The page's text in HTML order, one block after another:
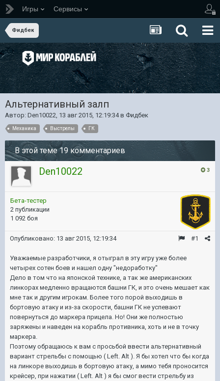
Игры Сервисы
Фидбек
Альтернативный залп
Автор: Den10022, 13 авг 2015, 12:19:34в Фидбек
Механика Выстрелы ГК
В этой теме 19 комментариев
3
Den10022
Бета-тестер
2 публикации
1 092 боя
#1
Опубликовано: 13 авг 2015, 12:19:34
Уважаемые разработчики, я отыграл в эту игру уже более
четырех сотен боев и нашел одну "недоработку"
Дело в том что на японской технике, а так же американских
линкорах медленно вращаются башни ГК, и это очень мешает как
мне так и другим игрокам. Более того порой выходишь в
бортовую атаку и из-за скорости, башни ГК не успевают
повернуться до маркера прицела. Но! Они же полностью
заряжены и наведен на корабль противника, хоть и не в точку
маркера.
Поэтому обращаюсь к вам с просьбой ввести альтернативный
вариант стрельбы с помощью ( Left. Alt ). Я бы хотел что бы когда
на линкоре выходишь в бортовую атаку, а мимо тебя проносится
крейсер, при нажатии ( Left. Alt ) я бы смог вести стрельбу из